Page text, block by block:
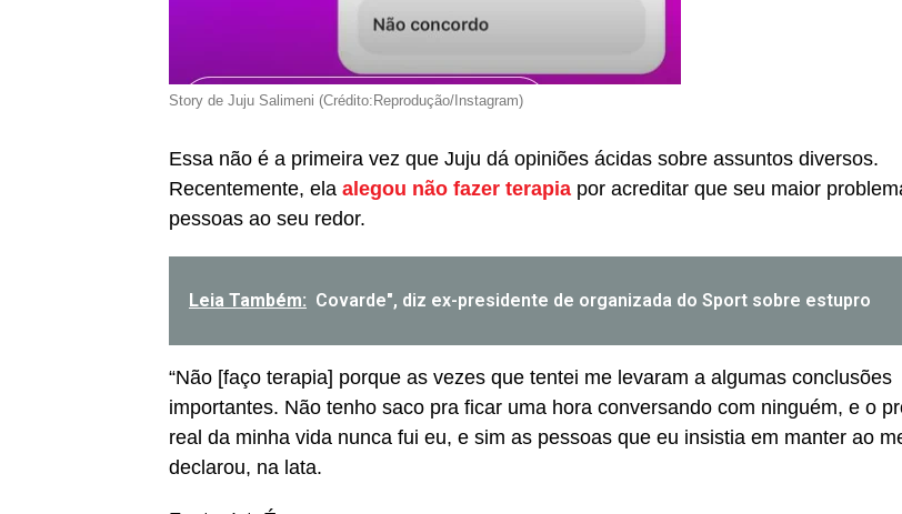
Story de Juju Salimeni (Crédito:Reprodução/Instagram)
Essa não é a primeira vez que Juju dá opiniões ácidas sobre assuntos diversos.
Recentemente, ela alegou não fazer terapia por acreditar que seu maior
pessoas ao seu redor.
Leia Também: Covarde", diz ex-presidente de organizada do Sport sobre estupro
“Não [faço terapia] porque as vezes que tentei me levaram a algumas conclusões
importantes. Não tenho saco pra ficar uma hora conversando com ninguém, e o
real da minha vida nunca fui eu, e sim as pessoas que eu insistia em manter ao
declarou, na lata.